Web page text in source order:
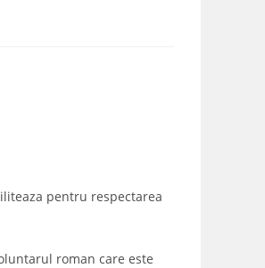
pentru respectarea
roman care este